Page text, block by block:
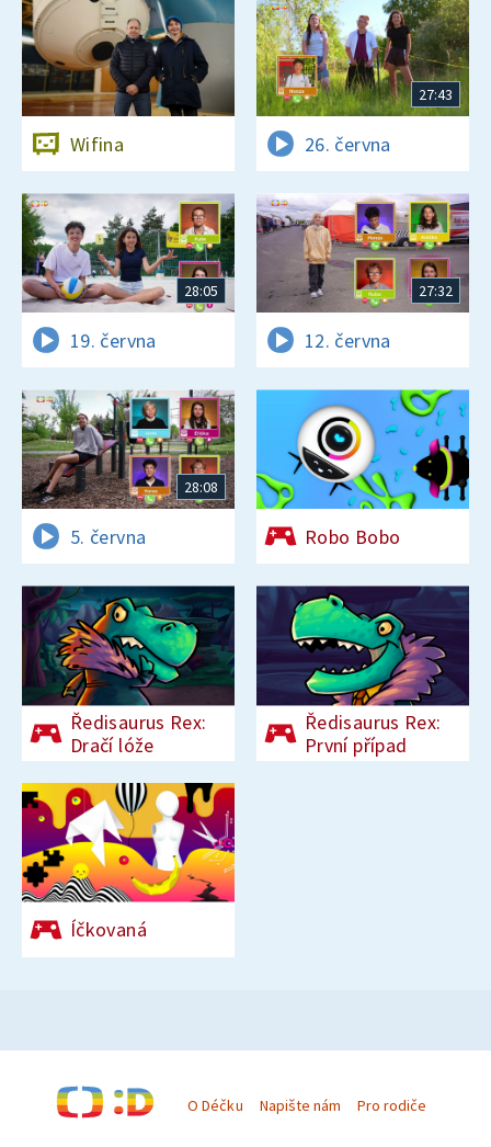
Wifina
27:43
26. června
28:05
19. června
27:32
12. června
28:08
5. června Robo Bobo
Ředisaurus Rex:
Dračí lóže
Ředisaurus Rex:
První případ
Íčkovaná
O Déčku Napište nám Pro rodiče